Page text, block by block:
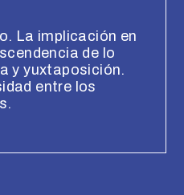
La implicación en
de lo
y yuxtaposición.
entre los